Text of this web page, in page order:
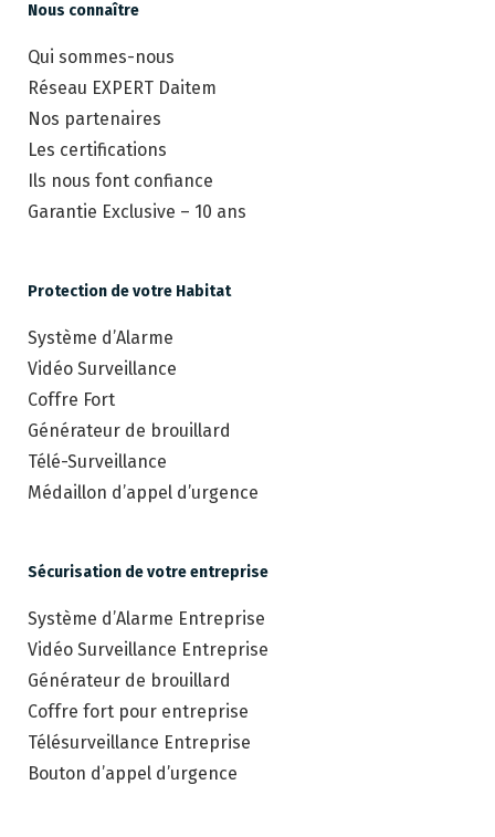
Nous connaître
Qui sommes-nous
Réseau EXPERT Daitem
Nos partenaires
Les certifications
Ils nous font confiance
Garantie Exclusive – 10 ans
Protection de votre Habitat
Système d’Alarme
Vidéo Surveillance
Coffre Fort
Générateur de brouillard
Télé-Surveillance
Médaillon d’appel d’urgence
Sécurisation de votre entreprise
Système d’Alarme Entreprise
Vidéo Surveillance Entreprise
Générateur de brouillard
Coffre fort pour entreprise
Télésurveillance Entreprise
Bouton d’appel d’urgence